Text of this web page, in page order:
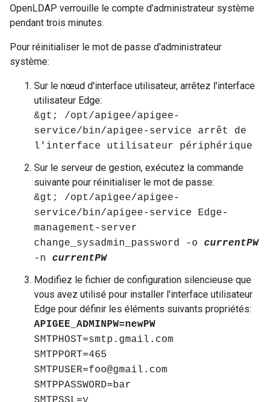
OpenLDAP verrouille le compte d’administrateur système
pendant trois minutes.
Pour réinitialiser le mot de passe d'administrateur
système:
Sur le nœud d'interface utilisateur, arrêtez l'interface
utilisateur Edge:
&gt; /opt/apigee/apigee-
service/bin/apigee-service arrêt de
l'interface utilisateur périphérique
Sur le serveur de gestion, exécutez la commande
suivante pour réinitialiser le mot de passe:
&gt; /opt/apigee/apigee-
service/bin/apigee-service Edge-
management-server
change_sysadmin_password -o currentPW
-n currentPW
Modifiez le fichier de configuration silencieuse que
vous avez utilisé pour installer l'interface utilisateur
Edge pour définir les éléments suivants propriétés:
APIGEE_ADMINPW=newPW
SMTPHOST=smtp.gmail.com
SMTPPORT=465
SMTPUSER=foo@gmail.com
SMTPPASSWORD=bar